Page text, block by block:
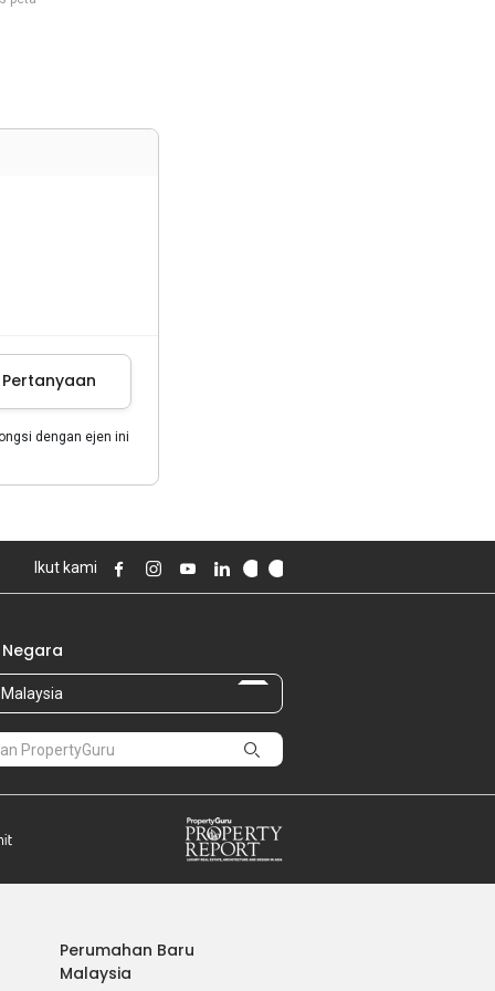
Pertanyaan
dengan ejen ini
Ikut kami
Malaysia
Perumahan Baru
Malaysia